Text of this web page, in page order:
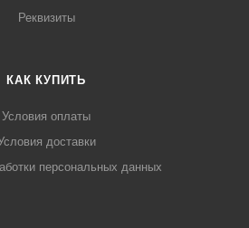
Реквизиты
КАК КУПИТЬ
Условия оплаты
доставки
персональных данных